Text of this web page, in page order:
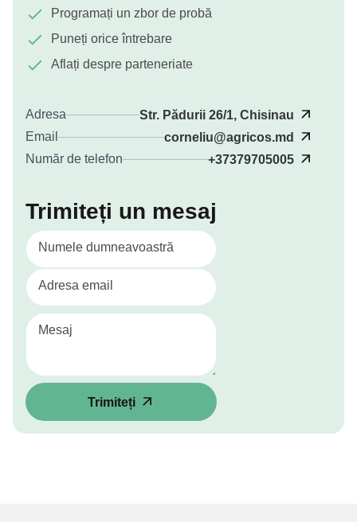
Programați un zbor de probă
Puneți orice întrebare
Aflați despre parteneriate
Adresa
Str. Pădurii 26/1, Chisinau
Email
corneliu@agricos.md
Număr de telefon
+37379705005
Trimiteți un mesaj
Numele dumneavoastră
Adresa email
Mesaj
Trimiteți